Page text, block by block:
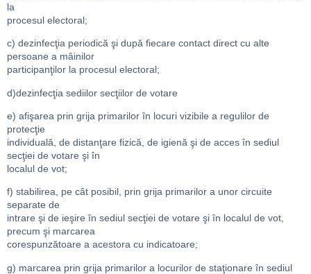
la
procesul electoral;
c) dezinfecţia periodică şi după fiecare contact direct cu alte
persoane a mâinilor
participanţilor la procesul electoral;
d)dezinfecţia sediilor secţiilor de votare
e) afişarea prin grija primarilor în locuri vizibile a regulilor de
protecţie
individuală, de distanţare fizică, de igienă şi de acces în sediul
secţiei de votare şi în
localul de vot;
f) stabilirea, pe cât posibil, prin grija primarilor a unor circuite
separate de
intrare şi de ieşire în sediul secţiei de votare şi în localul de vot,
precum şi marcarea
corespunzătoare a acestora cu indicatoare;
g) marcarea prin grija primarilor a locurilor de staţionare în sediul